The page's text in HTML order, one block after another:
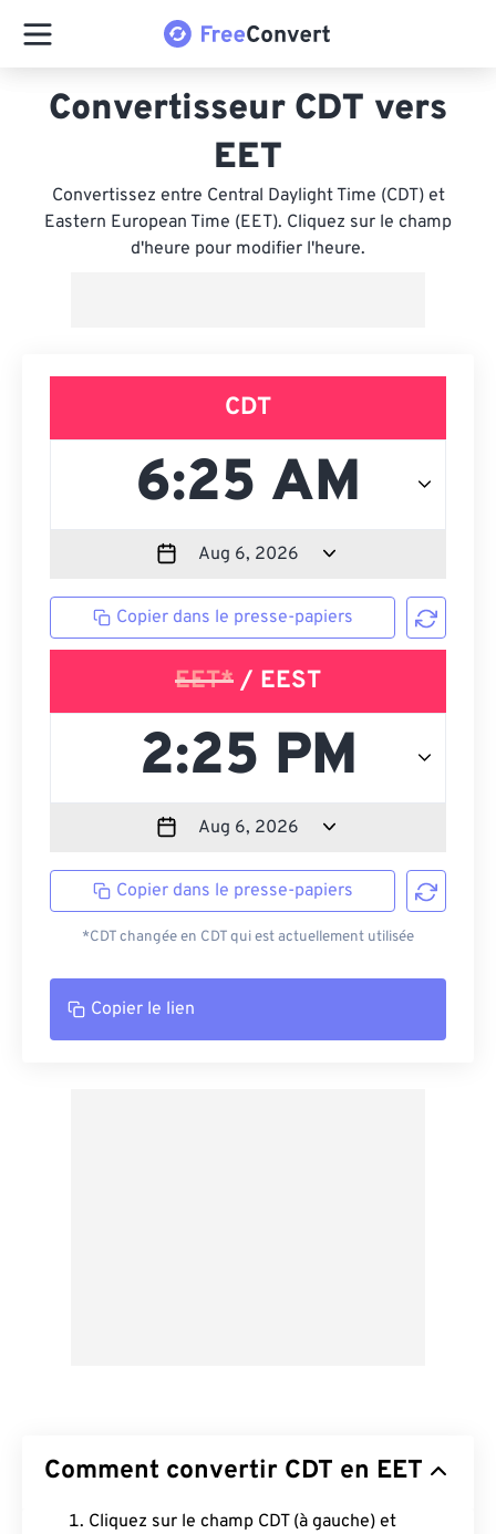
Convertisseur CDT vers
EET
Convertissez entre Central Daylight Time (CDT) et
Eastern European Time (EET). Cliquez sur le champ
d'heure pour modifier l'heure.
CDT
Copier dans le presse-papiers
EET* / EEST
Copier dans le presse-papiers
*CDT changée en CDT qui est actuellement utilisée
Copier le lien
Comment convertir CDT en EET
Cliquez sur le champ CDT (à gauche) et